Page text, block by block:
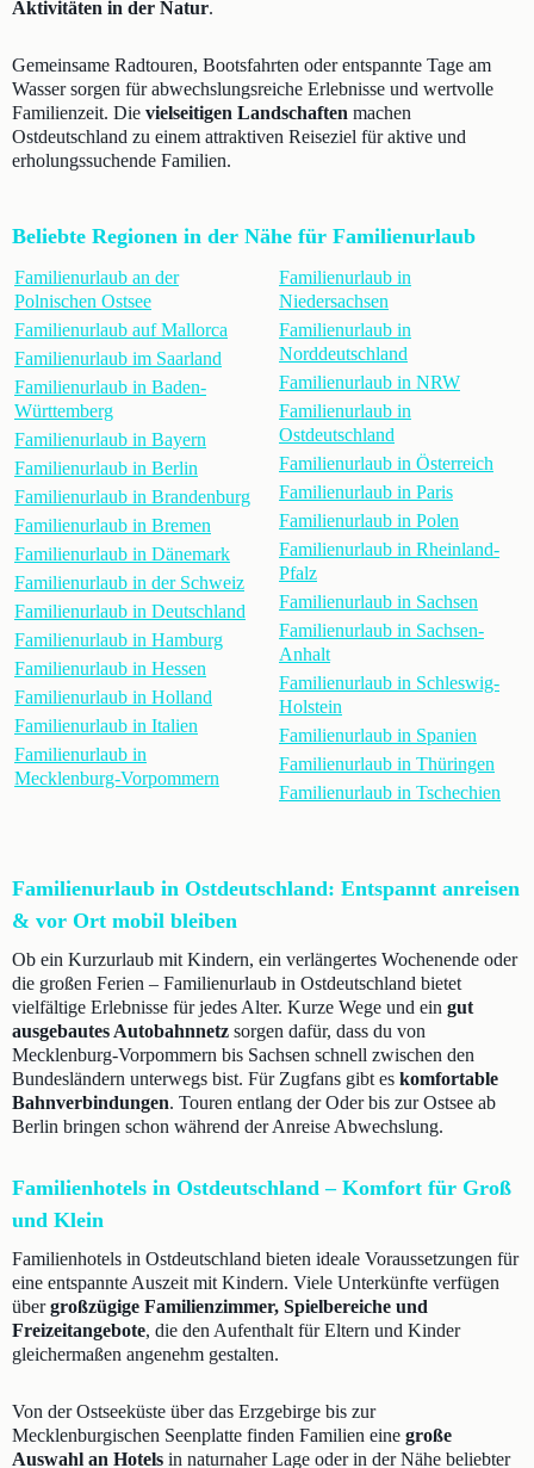
Aktivitäten in der Natur.
Gemeinsame Radtouren, Bootsfahrten oder entspannte Tage am
Wasser sorgen für abwechslungsreiche Erlebnisse und wertvolle
Familienzeit. Die vielseitigen Landschaften machen
Ostdeutschland zu einem attraktiven Reiseziel für aktive und
erholungssuchende Familien.
Beliebte Regionen in der Nähe für Familienurlaub
Familienurlaub an der
Polnischen Ostsee
Familienurlaub auf Mallorca
Familienurlaub im Saarland
Familienurlaub in Baden-
Württemberg
Familienurlaub in Bayern
Familienurlaub in Berlin
Familienurlaub in Brandenburg
Familienurlaub in Bremen
Familienurlaub in Dänemark
Familienurlaub in der Schweiz
Familienurlaub in Deutschland
Familienurlaub in Hamburg
Familienurlaub in Hessen
Familienurlaub in Holland
Familienurlaub in Italien
Familienurlaub in
Mecklenburg-Vorpommern
Familienurlaub in
Niedersachsen
Familienurlaub in
Norddeutschland
Familienurlaub in NRW
Familienurlaub in
Ostdeutschland
Familienurlaub in Österreich
Familienurlaub in Paris
Familienurlaub in Polen
Familienurlaub in Rheinland-
Pfalz
Familienurlaub in Sachsen
Familienurlaub in Sachsen-
Anhalt
Familienurlaub in Schleswig-
Holstein
Familienurlaub in Spanien
Familienurlaub in Thüringen
Familienurlaub in Tschechien
Familienurlaub in Ostdeutschland: Entspannt anreisen
& vor Ort mobil bleiben
Ob ein Kurzurlaub mit Kindern, ein verlängertes Wochenende oder
die großen Ferien – Familienurlaub in Ostdeutschland bietet
vielfältige Erlebnisse für jedes Alter. Kurze Wege und ein gut
ausgebautes Autobahnnetz sorgen dafür, dass du von
Mecklenburg-Vorpommern bis Sachsen schnell zwischen den
Bundesländern unterwegs bist. Für Zugfans gibt es komfortable
Bahnverbindungen. Touren entlang der Oder bis zur Ostsee ab
Berlin bringen schon während der Anreise Abwechslung.
Familienhotels in Ostdeutschland – Komfort für Groß
und Klein
Familienhotels in Ostdeutschland bieten ideale Voraussetzungen für
eine entspannte Auszeit mit Kindern. Viele Unterkünfte verfügen
übergroßzügige Familienzimmer, Spielbereiche und
Freizeitangebote, die den Aufenthalt für Eltern und Kinder
gleichermaßen angenehm gestalten.
Von der Ostseeküste über das Erzgebirge bis zur
Mecklenburgischen Seenplatte finden Familien eine große
Auswahl an Hotels in naturnaher Lage oder in der Nähe beliebter